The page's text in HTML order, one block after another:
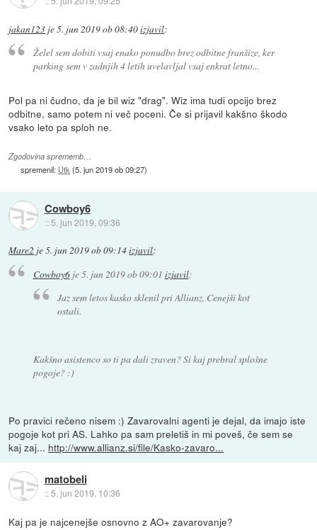
jakan123 je5. jun 2019 ob 08:40izjavil:
Želel sem dobiti vsaj enako ponudbo brez odbitne franšize, ker
parking sem v zadnjih 4 letih uvelavljal vsaj enkrat letno...
Pol pa ni čudno, da je bil wiz "drag". Wiz ima tudi opcijo brez
odbitne, samo potem ni več poceni. Če si prijavil kakšno škodo
vsako leto pa sploh ne.
Zgodovina sprememb…
spremenil: Utk(5. jun 2019 ob 09:27)
Cowboy6
:: 5. jun 2019, 09:36
Mare2 je5. jun 2019 ob 09:14izjavil:
Cowboy6je5. jun 2019 ob 09:01 izjavil:
Jaz sem letos kasko sklenil pri Allianz. Cenejši kot
ostali.
Kakšno asistenco so ti pa dali zraven? Si kaj prebral splošne
pogoje? :)
Po pravici rečeno nisem :) Zavarovalni agenti je dejal, da imajo iste
pogoje kot pri AS. Lahko pa sam preletiš in mi poveš, če sem se
kaj zaj... http://www.allianz.si/file/Kasko-zavaro...
matobeli
::5. jun 2019, 10:36
Kaj pa je najcenejše osnovno z AO+ zavarovanje?